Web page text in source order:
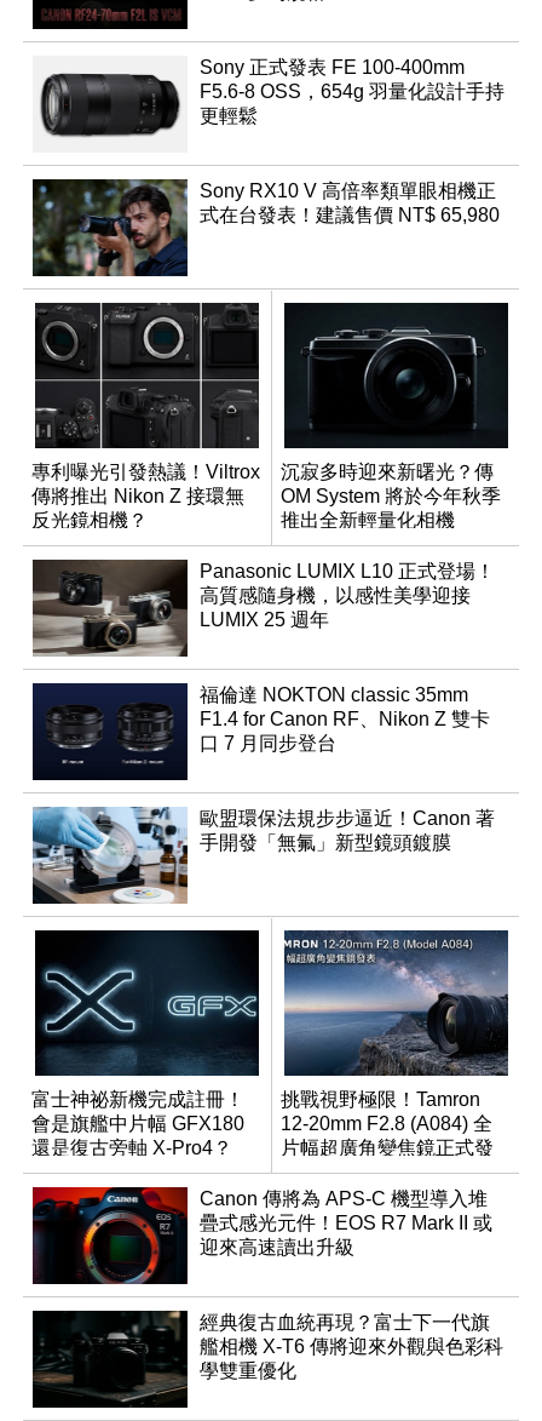
Sony 正式發表 FE 100-400mm
F5.6-8 OSS，654g 羽量化設計手持
更輕鬆
Sony RX10 V 高倍率類單眼相機正
式在台發表！建議售價 NT$ 65,980
專利曝光引發熱議！Viltrox
傳將推出 Nikon Z 接環無
反光鏡相機？
沉寂多時迎來新曙光？傳
OM System 將於今年秋季
推出全新輕量化相機
Panasonic LUMIX L10 正式登場！
高質感隨身機，以感性美學迎接
LUMIX 25 週年
福倫達 NOKTON classic 35mm
F1.4 for Canon RF、Nikon Z 雙卡
口 7 月同步登台
歐盟環保法規步步逼近！Canon 著
手開發「無氟」新型鏡頭鍍膜
富士神祕新機完成註冊！
會是旗艦中片幅 GFX180
還是復古旁軸 X-Pro4？
挑戰視野極限！Tamron
12-20mm F2.8 (A084) 全
片幅超廣角變焦鏡正式發
表
Canon 傳將為 APS-C 機型導入堆
疊式感光元件！EOS R7 Mark II 或
迎來高速讀出升級
經典復古血統再現？富士下一代旗
艦相機 X-T6 傳將迎來外觀與色彩科
學雙重優化